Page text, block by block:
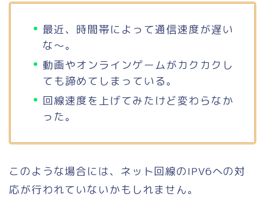
最近、時間帯によって通信速度が遅い
な〜。
動画やオンラインゲームがカクカクし
ても諦めてしまっている。
回線速度を上げてみたけど変わらなか
った。
このような場合には、ネット回線のIPV6への対
応が行われていないかもしれません。